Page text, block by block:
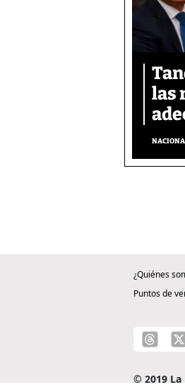
las
¿Quiénes
Puntos de
© 2019 La